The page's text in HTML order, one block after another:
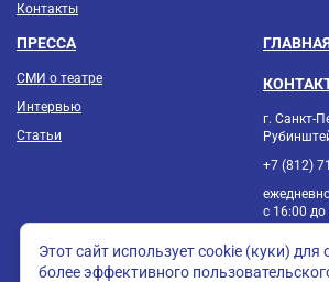
Контакты
ПРЕССА
СМИ о театре
Интервью
Статьи
г. Санкт-
+7 (812)
с 16:00 до
Этот сайт использует cookie (куки) для
более эффективного